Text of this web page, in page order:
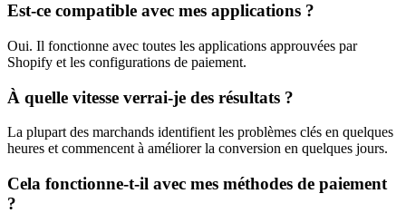
Est-ce compatible avec mes applications ?
Oui. Il fonctionne avec toutes les applications approuvées par
Shopify et les configurations de paiement.
À quelle vitesse verrai-je des résultats ?
La plupart des marchands identifient les problèmes clés en quelques
heures et commencent à améliorer la conversion en quelques jours.
Cela fonctionne-t-il avec mes méthodes de paiement
?